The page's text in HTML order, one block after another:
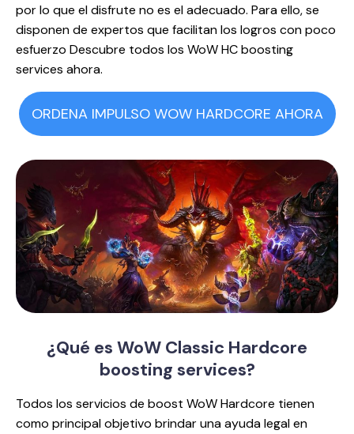
por lo que el disfrute no es el adecuado. Para ello, se
disponen de expertos que facilitan los logros con poco
esfuerzo Descubre todos los WoW HC boosting
services ahora.
ORDENA IMPULSO WOW HARDCORE AHORA
¿Qué es WoW Classic Hardcore
boosting services?
Todos los servicios de boost WoW Hardcore tienen
como principal objetivo brindar una ayuda legal en